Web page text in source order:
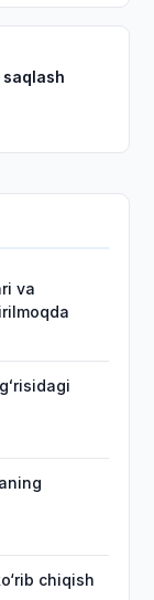
saqlash
va
chiqish